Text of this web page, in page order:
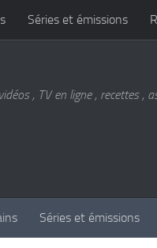
Séries et émissions
, TV en ligne , recettes ,
Séries et émissions